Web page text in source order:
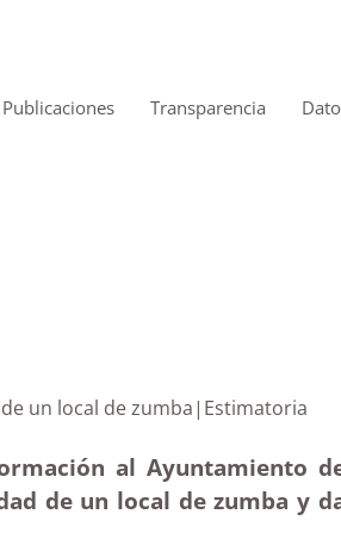
Publicaciones Transparencia
de un local de
al Ayuntamiento
de un local de zumba y